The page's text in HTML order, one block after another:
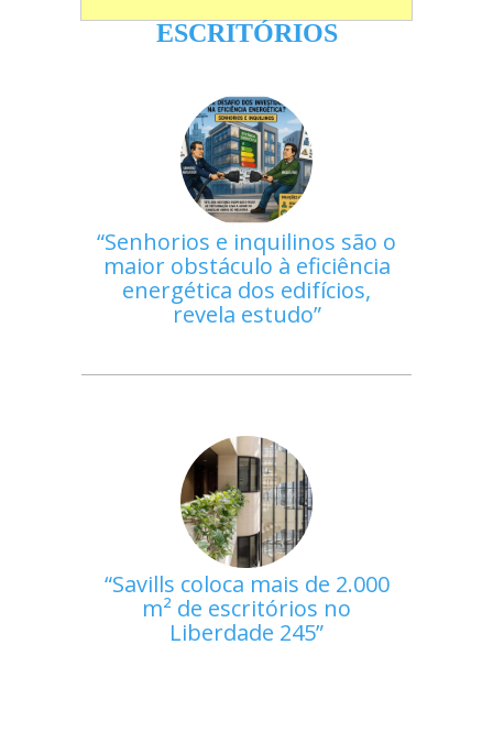
ESCRITÓRIOS
Senhorios e inquilinos são o
maior obstáculo à eficiência
energética dos edifícios,
revela estudo
Savills coloca mais de 2.000
m² de escritórios no
Liberdade 245